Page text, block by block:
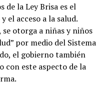
de la Ley Brisa es el
el acceso a la salud.
otorga a niñas y niños
por medio del Sistema
el gobierno también
con este aspecto de la